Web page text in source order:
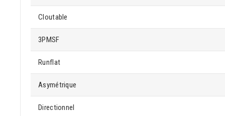
Cloutable
3PMSF
Runflat
Asymétrique
Directionnel